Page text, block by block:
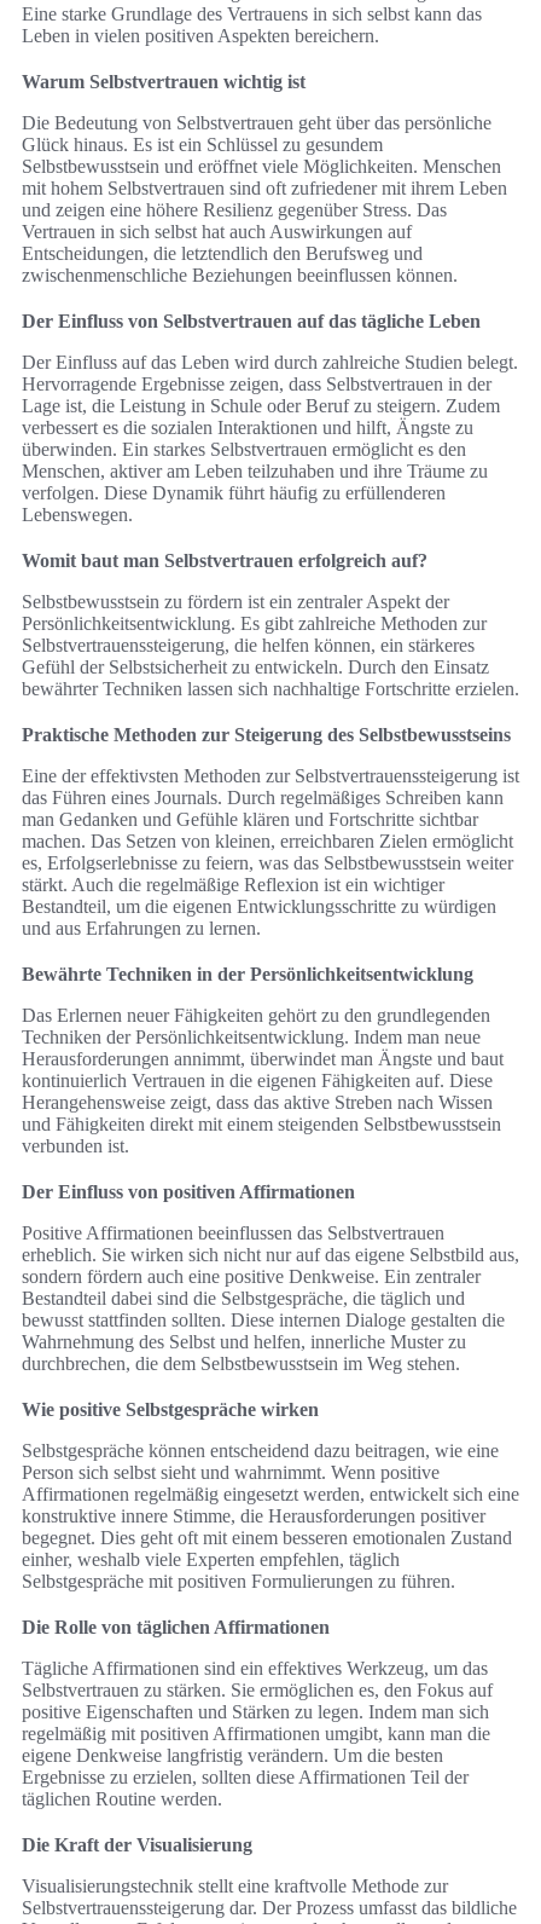
Eine starke Grundlage des Vertrauens in sich selbst kann das
Leben in vielen positiven Aspekten bereichern.
Warum Selbstvertrauen wichtig ist
Die Bedeutung von Selbstvertrauen geht über das persönliche
Glück hinaus. Es ist ein Schlüssel zu gesundem
Selbstbewusstsein und eröffnet viele Möglichkeiten. Menschen
mit hohem Selbstvertrauen sind oft zufriedener mit ihrem Leben
und zeigen eine höhere Resilienz gegenüber Stress. Das
Vertrauen in sich selbst hat auch Auswirkungen auf
Entscheidungen, die letztendlich den Berufsweg und
zwischenmenschliche Beziehungen beeinflussen können.
Der Einfluss von Selbstvertrauen auf das tägliche Leben
Der Einfluss auf das Leben wird durch zahlreiche Studien belegt.
Hervorragende Ergebnisse zeigen, dass Selbstvertrauen in der
Lage ist, die Leistung in Schule oder Beruf zu steigern. Zudem
verbessert es die sozialen Interaktionen und hilft, Ängste zu
überwinden. Ein starkes Selbstvertrauen ermöglicht es den
Menschen, aktiver am Leben teilzuhaben und ihre Träume zu
verfolgen. Diese Dynamik führt häufig zu erfüllenderen
Lebenswegen.
Womit baut man Selbstvertrauen erfolgreich auf?
Selbstbewusstsein zu fördern ist ein zentraler Aspekt der
Persönlichkeitsentwicklung. Es gibt zahlreiche Methoden zur
Selbstvertrauenssteigerung, die helfen können, ein stärkeres
Gefühl der Selbstsicherheit zu entwickeln. Durch den Einsatz
bewährter Techniken lassen sich nachhaltige Fortschritte erzielen.
Praktische Methoden zur Steigerung des Selbstbewusstseins
Eine der effektivsten Methoden zur Selbstvertrauenssteigerung ist
das Führen eines Journals. Durch regelmäßiges Schreiben kann
man Gedanken und Gefühle klären und Fortschritte sichtbar
machen. Das Setzen von kleinen, erreichbaren Zielen ermöglicht
es, Erfolgserlebnisse zu feiern, was das Selbstbewusstsein weiter
stärkt. Auch die regelmäßige Reflexion ist ein wichtiger
Bestandteil, um die eigenen Entwicklungsschritte zu würdigen
und aus Erfahrungen zu lernen.
Bewährte Techniken in der Persönlichkeitsentwicklung
Das Erlernen neuer Fähigkeiten gehört zu den grundlegenden
Techniken der Persönlichkeitsentwicklung. Indem man neue
Herausforderungen annimmt, überwindet man Ängste und baut
kontinuierlich Vertrauen in die eigenen Fähigkeiten auf. Diese
Herangehensweise zeigt, dass das aktive Streben nach Wissen
und Fähigkeiten direkt mit einem steigenden Selbstbewusstsein
verbunden ist.
Der Einfluss von positiven Affirmationen
Positive Affirmationen beeinflussen das Selbstvertrauen
erheblich. Sie wirken sich nicht nur auf das eigene Selbstbild aus,
sondern fördern auch eine positive Denkweise. Ein zentraler
Bestandteil dabei sind die Selbstgespräche, die täglich und
bewusst stattfinden sollten. Diese internen Dialoge gestalten die
Wahrnehmung des Selbst und helfen, innerliche Muster zu
durchbrechen, die dem Selbstbewusstsein im Weg stehen.
Wie positive Selbstgespräche wirken
Selbstgespräche können entscheidend dazu beitragen, wie eine
Person sich selbst sieht und wahrnimmt. Wenn positive
Affirmationen regelmäßig eingesetzt werden, entwickelt sich eine
konstruktive innere Stimme, die Herausforderungen positiver
begegnet. Dies geht oft mit einem besseren emotionalen Zustand
einher, weshalb viele Experten empfehlen, täglich
Selbstgespräche mit positiven Formulierungen zu führen.
Die Rolle von täglichen Affirmationen
Tägliche Affirmationen sind ein effektives Werkzeug, um das
Selbstvertrauen zu stärken. Sie ermöglichen es, den Fokus auf
positive Eigenschaften und Stärken zu legen. Indem man sich
regelmäßig mit positiven Affirmationen umgibt, kann man die
eigene Denkweise langfristig verändern. Um die besten
Ergebnisse zu erzielen, sollten diese Affirmationen Teil der
täglichen Routine werden.
Die Kraft der Visualisierung
Visualisierungstechnik stellt eine kraftvolle Methode zur
Selbstvertrauenssteigerung dar. Der Prozess umfasst das bildliche